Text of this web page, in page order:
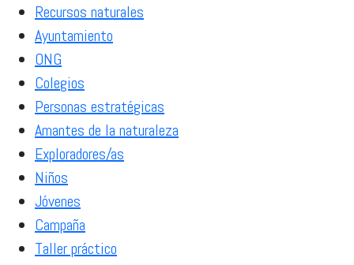
Recursos naturales
Ayuntamiento
ONG
Colegios
Personas estratégicas
Amantes de la naturaleza
Exploradores/as
Niños
Jóvenes
Campaña
Taller práctico